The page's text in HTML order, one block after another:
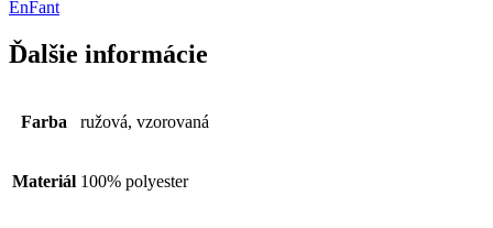
EnFant
Ďalšie informácie
Farba ružová, vzorovaná
Materiál 100% polyester